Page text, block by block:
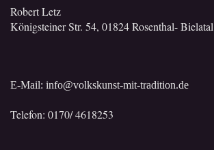
Robert Letz
Königsteiner Str. 54, 01824 Rosenthal- Bielatal
E-Mail: info@volkskunst-mit-tradition.de
Telefon: 0170/ 4618253